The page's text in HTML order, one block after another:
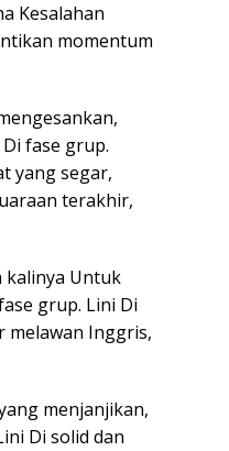
Kesalahan
momentum
fase grup.
yang segar,
terakhir,
kalinya Untuk
grup. Lini Di
melawan Inggris,
menjanjikan,
Di solid dan